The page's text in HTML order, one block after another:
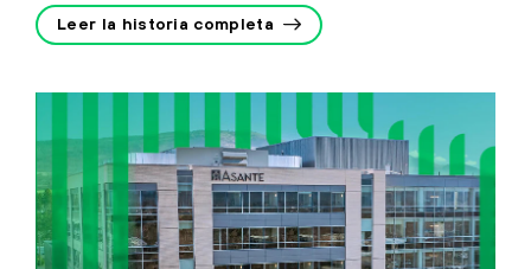
Leer la historia completa